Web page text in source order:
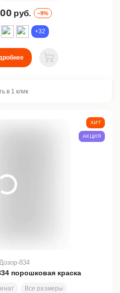
руб. –9%
+32
В корзину
в 1 клик
порошковая краска
Все размеры
834
ХИТ
АКЦИЯ